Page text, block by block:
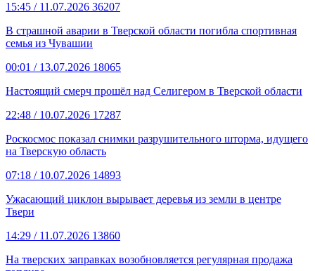
15:45 / 11.07.2026 36207
В страшной аварии в Тверской области погибла спортивная
семья из Чувашии
00:01 / 13.07.2026 18065
Настоящий смерч прошёл над Селигером в Тверской области
22:48 / 10.07.2026 17287
Роскосмос показал снимки разрушительного шторма, идущего
на Тверскую область
07:18 / 10.07.2026 14893
Ужасающий циклон вырывает деревья из земли в центре
Твери
14:29 / 11.07.2026 13860
На тверских заправках возобновляется регулярная продажа